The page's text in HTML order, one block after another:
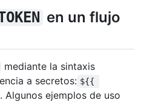
en un flujo
mediante la sintaxis
a secretos: ${{
. Algunos ejemplos de uso